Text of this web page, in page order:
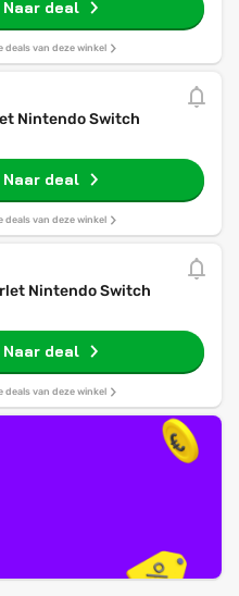
Naar deal
deals van deze winkel
Nintendo Switch
Naar deal
deals van deze winkel
Nintendo Switch
Naar deal
deals van deze winkel